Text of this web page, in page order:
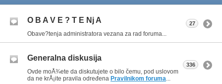
O B A V E ? T E Nj A
Obave?tenja administratora vezana za rad foruma...
27
Generalna diskusija
Ovde moÅ¾ete da diskutujete o bilo čemu, pod uslovom
da ne krÅ¡ite pravila određena Pravilnikom foruma
336